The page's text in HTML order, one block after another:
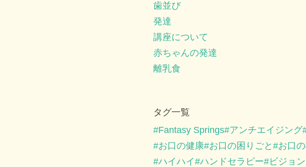
歯並び
発達
講座について
赤ちゃんの発達
離乳食
タグ一覧
Fantasy Springs アンチエイジング
お口の健康 お口の困りごと お口
ハイハイ
ハンドセラピー ビジョ